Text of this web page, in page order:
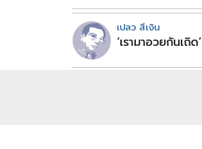
เปลว สีเงิน
‘เรามาอวยกันเถิด’